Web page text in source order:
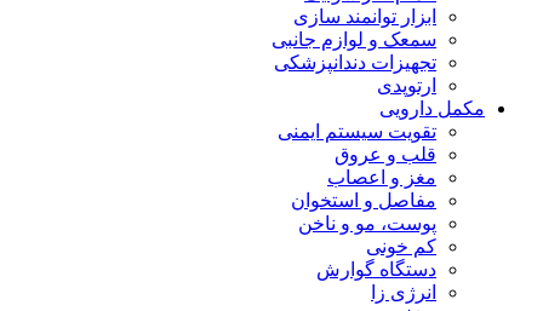
ابزار توانمند سازی
سمعک و لوازم جانبی
تجهیزات دندانپزشکی
ارتوپدی
مکمل دارویی
تقویت سیستم ایمنی
قلب و عروق
مغز و اعصاب
مفاصل و استخوان
پوست، مو و ناخن
کم خونی
دستگاه گوارش
انرژی زا